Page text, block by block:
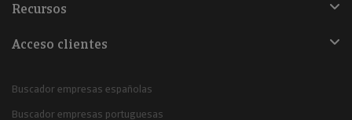
Recursos
Acceso clientes
Buscador empresas españolas
Buscador empresas portuguesas